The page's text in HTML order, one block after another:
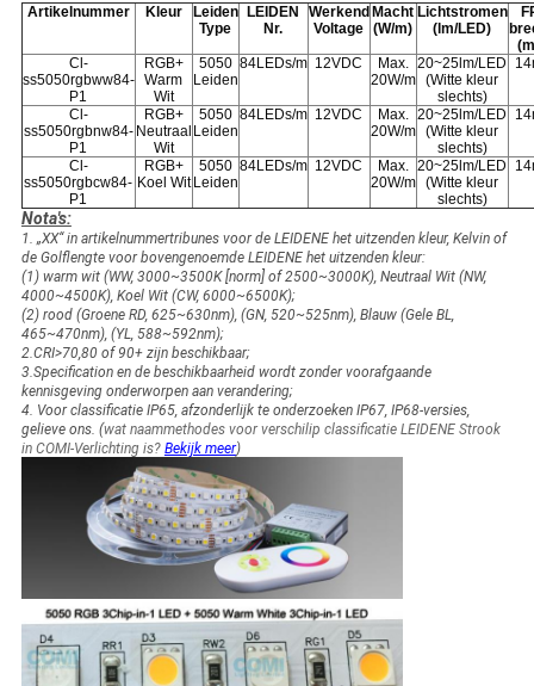
Artikelnummer Kleur
Leiden
Type
LEIDEN
Nr.
Werkend
Voltage
Macht
(W/m)
Lichtstromen
(lm/LED)
Cl-
ss5050rgbww84-
P1
RGB+
Warm
Wit
5050
Leiden
84LEDs/m 12VDC
Max.
20W/m
20~25lm/LED
(Witte kleur
slechts)
Cl-
ss5050rgbnw84-
P1
RGB+
Neutraal
Wit
5050
Leiden
84LEDs/m 12VDC
Max.
20W/m
20~25lm/LED
(Witte kleur
slechts)
Cl-
ss5050rgbcw84-
P1
RGB+
Koel Wit
5050
Leiden
84LEDs/m 12VDC
Max.
20W/m
20~25lm/LED
(Witte kleur
slechts)
Nota's:
1. „XX“ in artikelnummertribunes voor de LEIDENE het uitzenden kleur, Kelvin of
de Golflengte voor bovengenoemde LEIDENE het uitzenden kleur:
(1) warm wit (WW, 3000~3500K [norm] of 2500~3000K), Neutraal Wit (NW,
4000~4500K), Koel Wit (CW, 6000~6500K);
(2) rood (Groene RD, 625~630nm), (GN, 520~525nm), Blauw (Gele BL,
465~470nm), (YL, 588~592nm);
2.CRI>70,80 of 90+ zijn beschikbaar;
3.Specification en de beschikbaarheid wordt zonder voorafgaande
kennisgeving onderworpen aan verandering;
4. Voor classificatie IP65, afzonderlijk te onderzoeken IP67, IP68-versies,
gelieve ons. (wat naammethodes voor verschilip classificatie LEIDENE Strook
in COMI-Verlichting is? Bekijk meer)